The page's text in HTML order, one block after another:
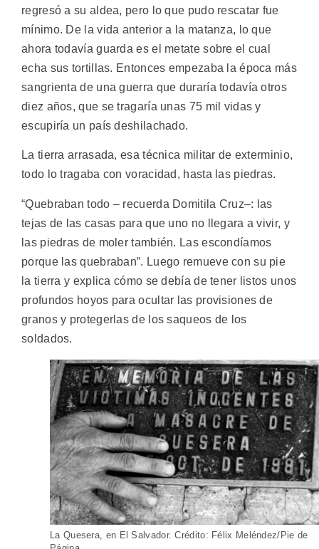
regresó a su aldea, pero lo que pudo rescatar fue
mínimo. De la vida anterior a la matanza, lo que
ahora todavía guarda es el metate sobre el cual
echa sus tortillas. Entonces empezaba la época más
sangrienta de una guerra que duraría todavía otros
diez años, que se tragaría unas 75 mil vidas y
escupiría un país deshilachado.
La tierra arrasada, esa técnica militar de exterminio,
todo lo tragaba con voracidad, hasta las piedras.
“Quebraban todo – recuerda Domitila Cruz–: las
tejas de las casas para que uno no llegara a vivir, y
las piedras de moler también. Las escondíamos
porque las quebraban”. Luego remueve con su pie
la tierra y explica cómo se debía de tener listos unos
profundos hoyos para ocultar las provisiones de
granos y protegerlas de los saqueos de los
soldados.
La Quesera, en El Salvador. Crédito: Félix Meléndez/Pie de